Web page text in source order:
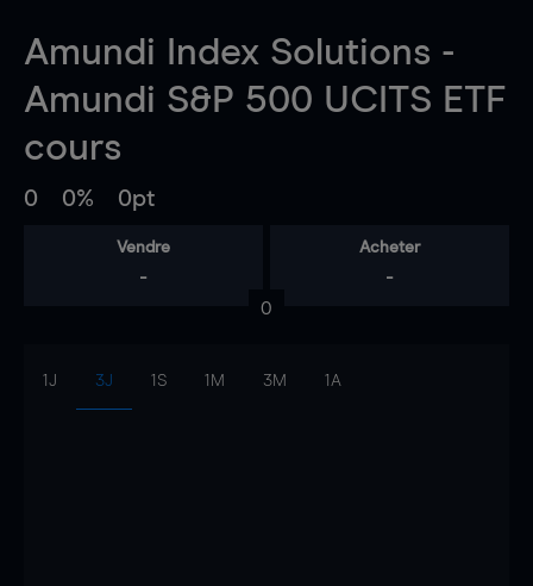
Amundi Index Solutions -
Amundi S&P 500 UCITS ETF
cours
0 0% 0pt
Vendre
-
Acheter
-
0
1J 3J 1S 1M 3M 1A